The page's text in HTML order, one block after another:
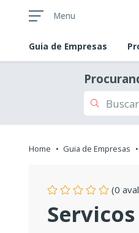
Menu
Guia de Empresas
Home Guia de Empresas
(0